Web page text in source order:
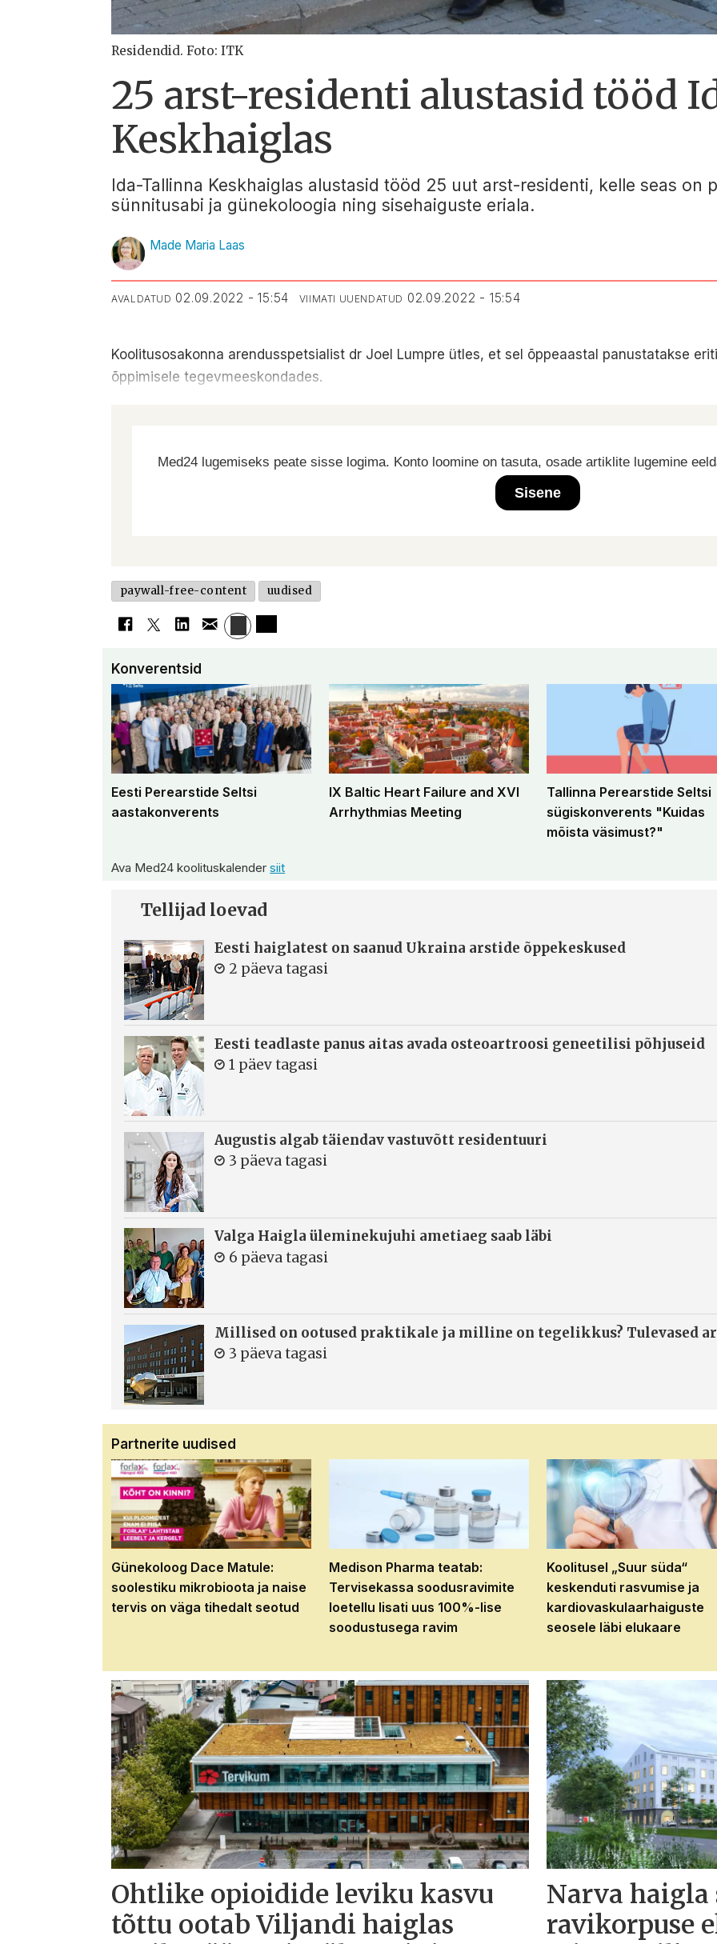
Residendid. Foto: ITK
25 arst-residenti alustasid tööd
Keskhaiglas
Ida-Tallinna Keskhaiglas alustasid tööd 25 uut arst-residenti, kelle seas on
sünnitusabi ja günekoloogia ning sisehaiguste eriala.
Made Maria Laas
AVALDATUD 02.09.2022 - 15:54 VIIMATI UUENDATUD 02.09.2022 - 15:54
Koolitusosakonna arendusspetsialist dr Joel Lumpre ütles, et sel õppeaastal panustatakse
õppimisele tegevmeeskondades.
Med24 lugemiseks peate sisse logima. Konto loomine on tasuta, osade artiklite lugemine
Sisene
paywall-free-content uudised
Konverentsid
Eesti Perearstide Seltsi
aastakonverents
IX Baltic Heart Failure and XVI
Arrhythmias Meeting
Tallinna Perearstide Seltsi
sügiskonverents "Kuidas
mõista väsimust?"
Ava Med24 koolituskalendersiit
Tellijad loevad
Eesti haiglatest on saanud Ukraina arstide õppekeskused
2 päeva tagasi
Eesti teadlaste panus aitas avada osteoartroosi geneetilisi põhjuseid
1 päev tagasi
Augustis algab täiendav vastuvõtt residentuuri
3 päeva tagasi
Valga Haigla üleminekujuhi ametiaeg saab läbi
6 päeva tagasi
Millised on ootused praktikale ja milline on tegelikkus? Tulevased
3 päeva tagasi
Partnerite uudised
Günekoloog Dace Matule:
soolestiku mikrobioota ja naise
tervis on väga tihedalt seotud
Medison Pharma teatab:
Tervisekassa soodusravimite
loetellu lisati uus 100%-lise
soodustusega ravim
Koolitusel „Suur süda“
keskenduti rasvumise ja
kardiovaskulaarhaiguste
seosele läbi elukaare
Ohtlike opioidide leviku kasvu
tõttu ootab Viljandi haiglas
Narva haigla
ravikorpuse